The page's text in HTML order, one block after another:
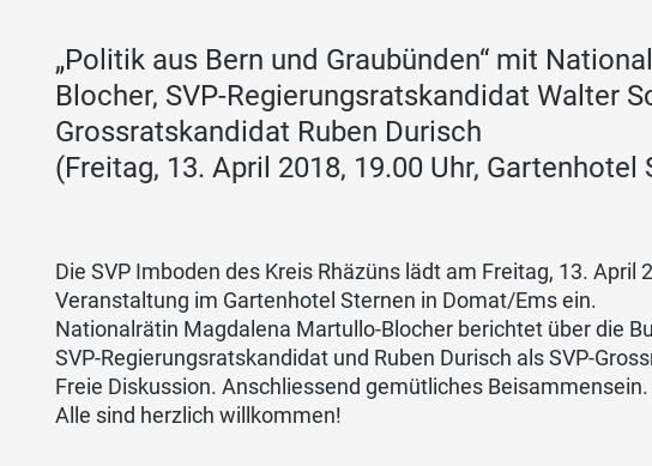
„Politik aus Bern und Graubünden“ mit
Blocher, SVP-Regierungsratskandidat Walter
Grossratskandidat Ruben Durisch
(Freitag, 13. April 2018, 19.00 Uhr,
Die SVP Imboden des Kreis Rhäzüns lädt am Freitag, 13.
Veranstaltung im Gartenhotel Sternen in Domat/Ems ein.
Nationalrätin Magdalena Martullo-Blocher berichtet über die
SVP-Regierungsratskandidat und Ruben Durisch als SVP-
Freie Diskussion. Anschliessend gemütliches Beisammensein.
Alle sind herzlich willkommen!